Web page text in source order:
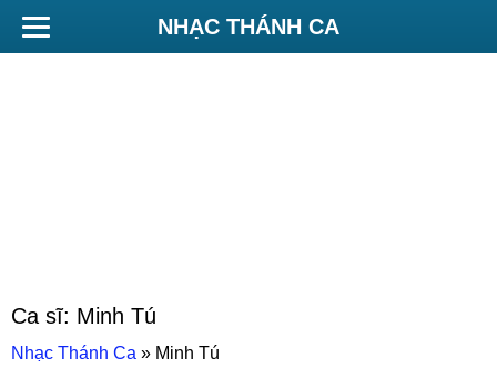
NHẠC THÁNH CA
Ca sĩ: Minh Tú
Nhạc Thánh Ca » Minh Tú